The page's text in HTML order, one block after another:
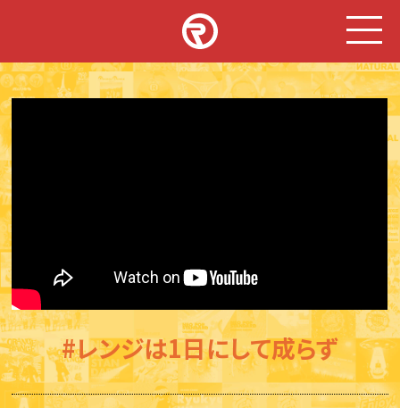
#レンジは1日にして成らず